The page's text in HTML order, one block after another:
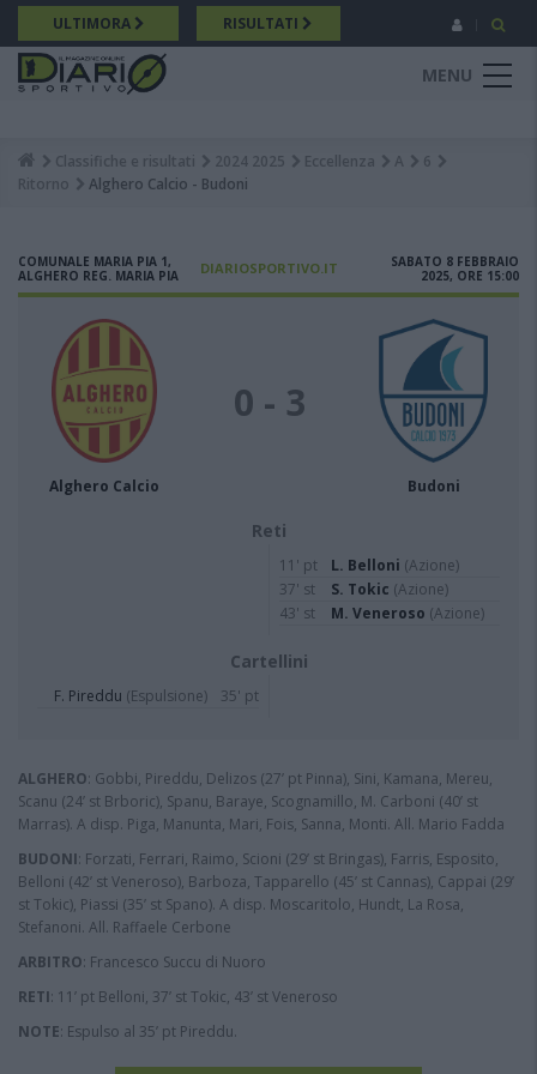
Salta
al
contenuto
principale
ULTIMORA RISULTATI
MENU
Breadcrumb
Classifiche e risultati 2024 2025 Eccellenza A
6
Ritorno
Alghero Calcio - Budoni
COMUNALE MARIA PIA 1,
ALGHERO REG. MARIA PIA
DIARIOSPORTIVO.IT
SABATO 8 FEBBRAIO
2025, ORE 15:00
Alghero Calcio
0 - 3
Budoni
Reti
11' pt L. Belloni (Azione)
37' st
S. Tokic (Azione)
43' st
M. Veneroso (Azione)
Cartellini
F. Pireddu (Espulsione) 35' pt
ALGHERO: Gobbi, Pireddu, Delizos (27’ pt Pinna), Sini, Kamana, Mereu,
Scanu (24’ st Brboric), Spanu, Baraye, Scognamillo, M. Carboni (40’ st
Marras). A disp. Piga, Manunta, Mari, Fois, Sanna, Monti. All. Mario Fadda
BUDONI: Forzati, Ferrari, Raimo, Scioni (29’ st Bringas), Farris, Esposito,
Belloni (42’ st Veneroso), Barboza, Tapparello (45’ st Cannas), Cappai (29’
st Tokic), Piassi (35’ st Spano). A disp. Moscaritolo, Hundt, La Rosa,
Stefanoni. All. Raffaele Cerbone
ARBITRO: Francesco Succu di Nuoro
RETI: 11’ pt Belloni, 37’ st Tokic, 43’ st Veneroso
NOTE: Espulso al 35’ pt Pireddu.